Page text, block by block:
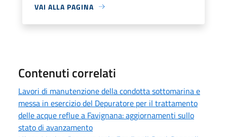
VAI ALLA PAGINA
Contenuti correlati
Lavori di manutenzione della condotta sottomarina e
messa in esercizio del Depuratore per il trattamento
delle acque reflue a Favignana: aggiornamenti sullo
stato di avanzamento